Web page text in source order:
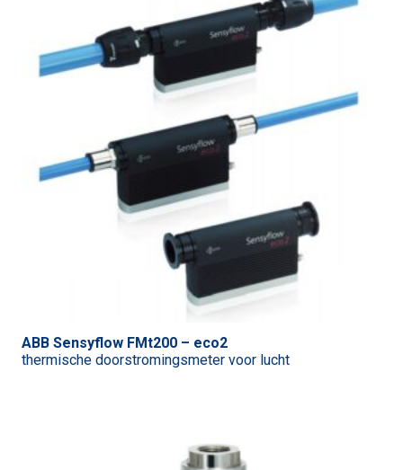
ABB Sensyflow FMt200 – eco2
thermische doorstromingsmeter voor lucht